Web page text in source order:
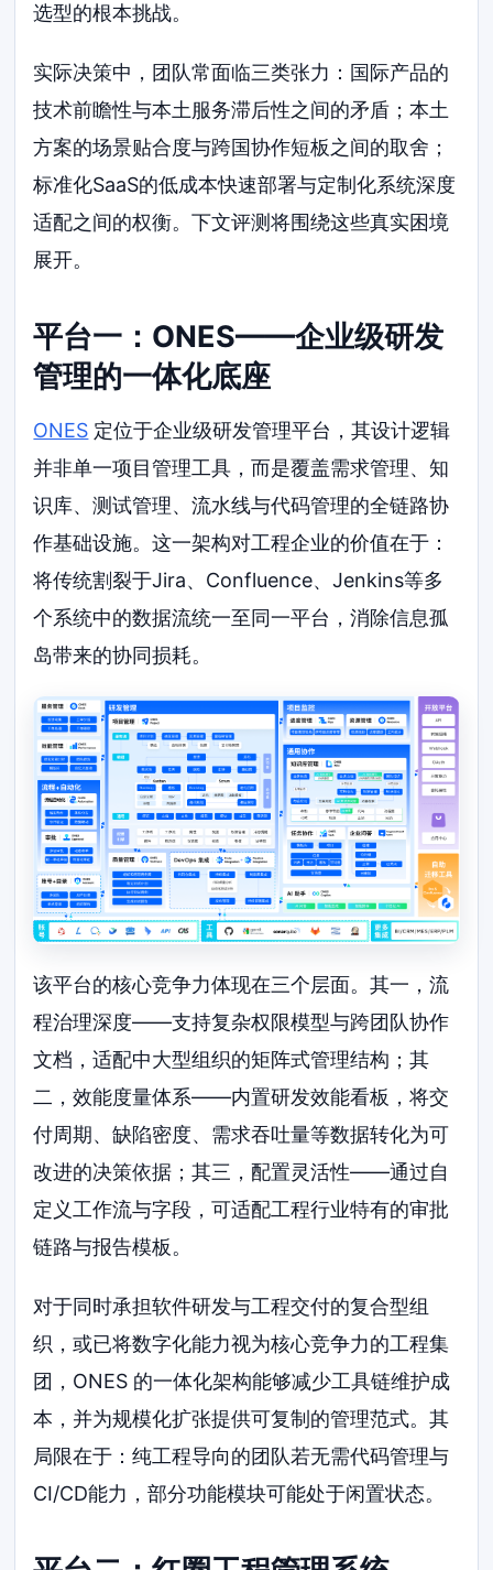
选型的根本挑战。
实际决策中，团队常面临三类张力：国际产品的
技术前瞻性与本土服务滞后性之间的矛盾；本土
方案的场景贴合度与跨国协作短板之间的取舍；
标准化SaaS的低成本快速部署与定制化系统深度
适配之间的权衡。下文评测将围绕这些真实困境
展开。
平台一：ONES——企业级研发
管理的一体化底座
ONES 定位于企业级研发管理平台，其设计逻辑
并非单一项目管理工具，而是覆盖需求管理、知
识库、测试管理、流水线与代码管理的全链路协
作基础设施。这一架构对工程企业的价值在于：
将传统割裂于Jira、Confluence、Jenkins等多
个系统中的数据流统一至同一平台，消除信息孤
岛带来的协同损耗。
该平台的核心竞争力体现在三个层面。其一，流
程治理深度——支持复杂权限模型与跨团队协作
文档，适配中大型组织的矩阵式管理结构；其
二，效能度量体系——内置研发效能看板，将交
付周期、缺陷密度、需求吞吐量等数据转化为可
改进的决策依据；其三，配置灵活性——通过自
定义工作流与字段，可适配工程行业特有的审批
链路与报告模板。
对于同时承担软件研发与工程交付的复合型组
织，或已将数字化能力视为核心竞争力的工程集
团，ONES 的一体化架构能够减少工具链维护成
本，并为规模化扩张提供可复制的管理范式。其
局限在于：纯工程导向的团队若无需代码管理与
CI/CD能力，部分功能模块可能处于闲置状态。